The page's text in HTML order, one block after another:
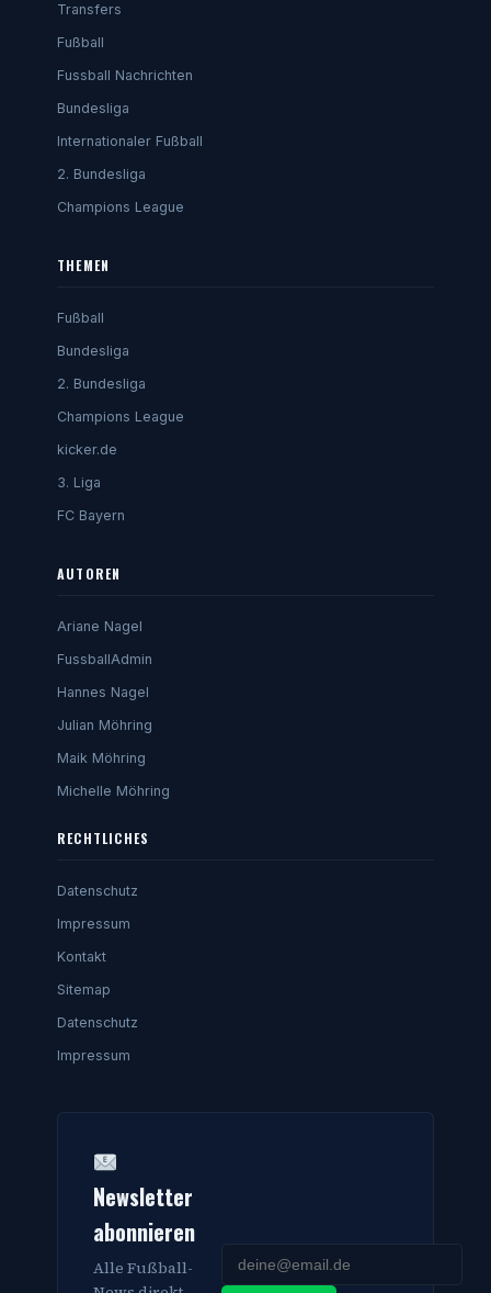
Transfers
Fußball
Fussball Nachrichten
Bundesliga
Internationaler Fußball
2. Bundesliga
Champions League
THEMEN
Fußball
Bundesliga
2. Bundesliga
Champions League
kicker.de
3. Liga
FC Bayern
AUTOREN
Ariane Nagel
FussballAdmin
Hannes Nagel
Julian Möhring
Maik Möhring
Michelle Möhring
RECHTLICHES
Datenschutz
Impressum
Kontakt
Sitemap
Datenschutz
Impressum
Newsletter
abonnieren
Alle Fußball-